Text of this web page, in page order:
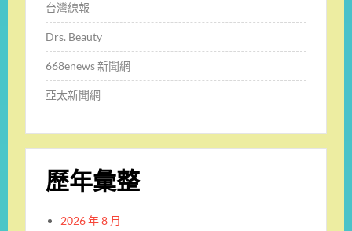
台灣線報
Drs. Beauty
668enews 新聞網
亞太新聞網
歷年彙整
2026 年 8 月